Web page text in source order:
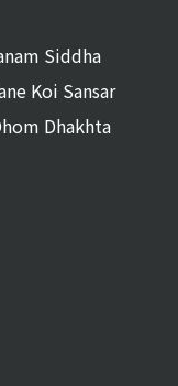
Siddha
Koi Sansar
Dhakhta